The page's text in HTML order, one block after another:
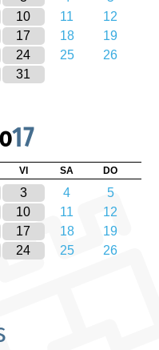
10 11
12
17 18
19
24 25
26
31
17
VI SA DO
3 4
5
10 11
12
17 18
19
24 25
26